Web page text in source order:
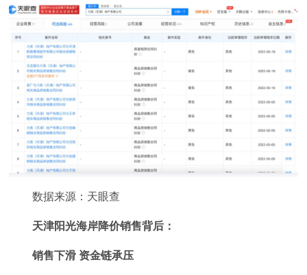
数据来源：天眼查
天津阳光海岸降价销售背后：
销售下滑 资金链承压